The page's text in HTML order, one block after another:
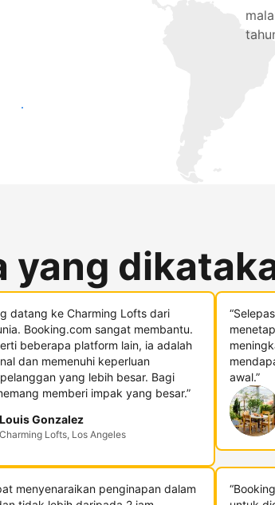
baru hari ini
yang
datang ke Charming Lofts dari
Booking.com sangat membantu.
beberapa platform lain, ia adalah
dan memenuhi keperluan
yang lebih besar. Bagi
memberi impak yang besar.”
Louis Gonzalez
Charming Lofts, Los Angeles
awal.”
menyenaraikan penginapan dalam